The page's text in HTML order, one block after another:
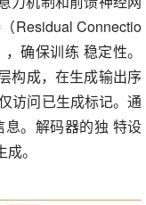
Residual Connectio
确保训练 稳定性。
构成，在生成输出序
访问已生成标记。通
。解码器的独 特设
。